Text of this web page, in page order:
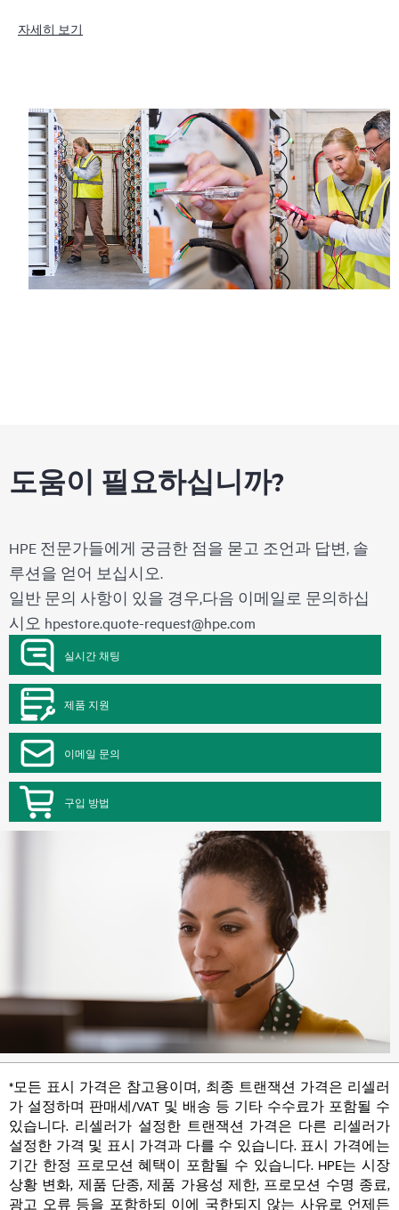
자세히 보기
도움이 필요하십니까?
HPE 전문가들에게 궁금한 점을 묻고 조언과 답변, 솔
루션을 얻어 보십시오.
일반 문의 사항이 있을 경우,다음 이메일로 문의하십
시오 hpestore.quote-request@hpe.com
실시간 채팅
제품 지원
이메일 문의
구입 방법
*모든 표시 가격은 참고용이며, 최종 트랜잭션 가격은 리셀러
가 설정하며 판매세/VAT 및 배송 등 기타 수수료가 포함될 수
있습니다. 리셀러가 설정한 트랜잭션 가격은 다른 리셀러가
설정한 가격 및 표시 가격과 다를 수 있습니다. 표시 가격에는
기간 한정 프로모션 혜택이 포함될 수 있습니다. HPE는 시장
상황 변화, 제품 단종, 제품 가용성 제한, 프로모션 수명 종료,
광고 오류 등을 포함하되 이에 국한되지 않는 사유로 언제든